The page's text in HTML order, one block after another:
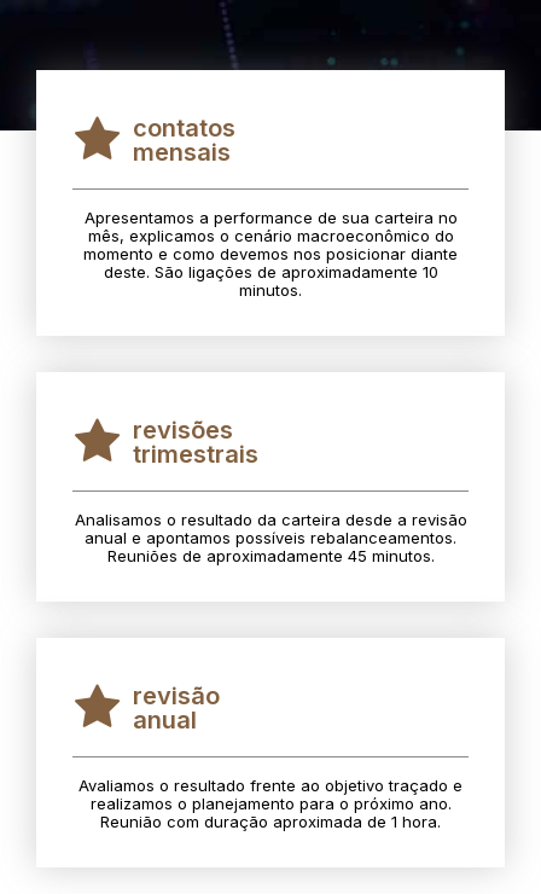
contatos
mensais
Apresentamos a performance de sua carteira no
mês, explicamos o cenário macroeconômico do
momento e como devemos nos posicionar diante
deste. São ligações de aproximadamente 10
minutos.
revisões
trimestrais
Analisamos o resultado da carteira desde a revisão
anual e apontamos possíveis rebalanceamentos.
Reuniões de aproximadamente 45 minutos.
revisão
anual
Avaliamos o resultado frente ao objetivo traçado e
realizamos o planejamento para o próximo ano.
Reunião com duração aproximada de 1 hora.